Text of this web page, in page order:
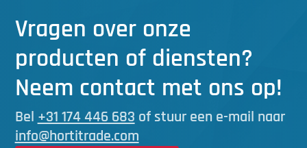
Vragen over onze
producten of diensten?
Neem contact met ons op!
Bel +31 174 446 683 of stuur een e-mail naar
info@hortitrade.com